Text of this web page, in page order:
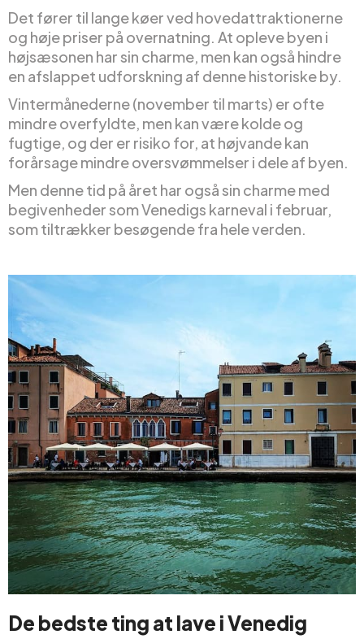
Det fører til lange køer ved hovedattraktionerne
og høje priser på overnatning. At opleve byen i
højsæsonen har sin charme, men kan også hindre
en afslappet udforskning af denne historiske by.
Vintermånederne (november til marts) er ofte
mindre overfyldte, men kan være kolde og
fugtige, og der er risiko for, at højvande kan
forårsage mindre oversvømmelser i dele af byen.
Men denne tid på året har også sin charme med
begivenheder som Venedigs karneval i februar,
som tiltrækker besøgende fra hele verden.
De bedste ting at lave i Venedig